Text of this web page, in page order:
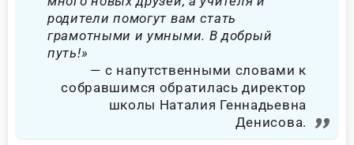
родители помогут вам стать
грамотными и умными. В добрый
путь!»
с напутственными словами к
собравшимся обратилась директор
школы Наталия Геннадьевна
Денисова.